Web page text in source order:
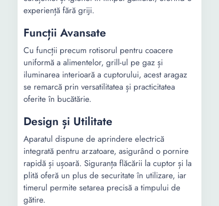
experiență fără griji.
Funcții Avansate
Cu funcții precum rotisorul pentru coacere
uniformă a alimentelor, grill-ul pe gaz și
iluminarea interioară a cuptorului, acest aragaz
se remarcă prin versatilitatea și practicitatea
oferite în bucătărie.
Design și Utilitate
Aparatul dispune de aprindere electrică
integrată pentru arzatoare, asigurând o pornire
rapidă și ușoară. Siguranța flăcării la cuptor și la
plită oferă un plus de securitate în utilizare, iar
timerul permite setarea precisă a timpului de
gătire.